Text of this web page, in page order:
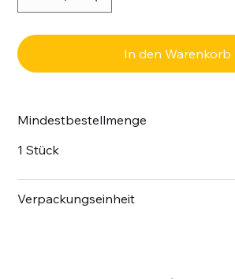
In den Warenkorb
Mindestbestellmenge
1 Stück
Verpackungseinheit